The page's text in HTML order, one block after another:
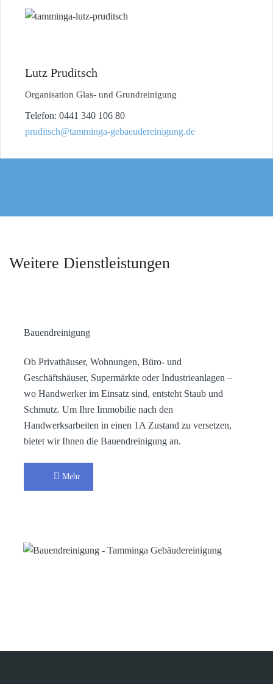
Lutz Pruditsch
Organisation Glas- und Grundreinigung
Telefon: 0441 340 106 80
pruditsch@tamminga-gebaeudereinigung.de
Weitere Dienstleistungen
Bauendreinigung
Ob Privathäuser, Wohnungen, Büro- und
Geschäftshäuser, Supermärkte oder Industrieanlagen –
wo Handwerker im Einsatz sind, entsteht Staub und
Schmutz. Um Ihre Immobilie nach den
Handwerksarbeiten in einen 1A Zustand zu versetzen,
bietet wir Ihnen die Bauendreinigung an.
Mehr